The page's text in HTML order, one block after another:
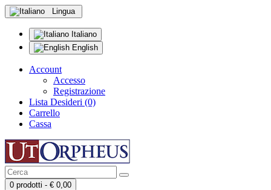
Lingua
Italiano
English
Account
Accesso
Registrazione
Lista Desideri (0)
Carrello
Cassa
0 prodotti - € 0,00